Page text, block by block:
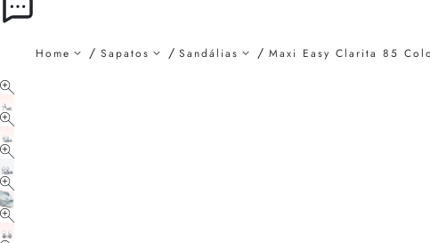
Home Sapatos Sandálias Maxi Easy Clarita 85